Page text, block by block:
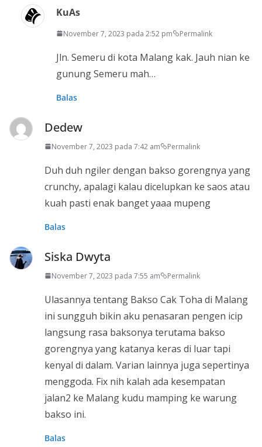
KuAs
November 7, 2023 pada 2:52 pm Permalink
Jln. Semeru di kota Malang kak. Jauh nian ke
gunung Semeru mah…
Balas
Dedew
November 7, 2023 pada 7:42 am Permalink
Duh duh ngiler dengan bakso gorengnya yang
crunchy, apalagi kalau dicelupkan ke saos atau
kuah pasti enak banget yaaa mupeng
Balas
Siska Dwyta
November 7, 2023 pada 7:55 am Permalink
Ulasannya tentang Bakso Cak Toha di Malang
ini sungguh bikin aku penasaran pengen icip
langsung rasa baksonya terutama bakso
gorengnya yang katanya keras di luar tapi
kenyal di dalam. Varian lainnya juga sepertinya
menggoda. Fix nih kalah ada kesempatan
jalan2 ke Malang kudu mamping ke warung
bakso ini.
Balas